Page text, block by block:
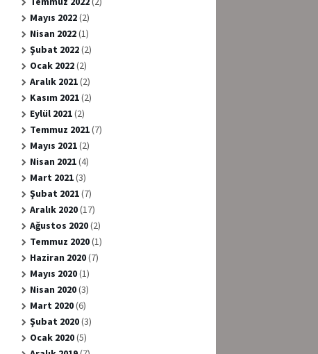
Mayıs 2022(2)
Nisan 2022(1)
Şubat 2022(2)
Ocak 2022(2)
Aralık 2021(2)
Kasım 2021(2)
Eylül 2021(2)
Temmuz 2021(7)
Mayıs 2021(2)
Nisan 2021(4)
Mart 2021(3)
Şubat 2021(7)
Aralık 2020(17)
Ağustos 2020(2)
Temmuz 2020(1)
Haziran 2020(7)
Mayıs 2020(1)
Nisan 2020(3)
Mart 2020(6)
Şubat 2020(3)
Ocak 2020(5)